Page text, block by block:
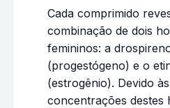
Cada comprimido
combinação de dois
femininos: a
(progestógeno) e o
(estrogênio). Devido
concentrações destes